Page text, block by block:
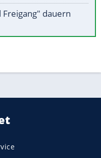
dauern